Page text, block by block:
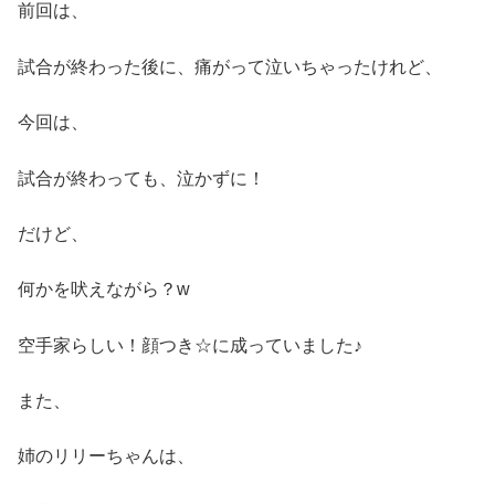
前回は、
試合が終わった後に、痛がって泣いちゃったけれど、
今回は、
試合が終わっても、泣かずに！
だけど、
何かを吠えながら？w
空手家らしい！顔つき☆に成っていました♪
また、
姉のリリーちゃんは、